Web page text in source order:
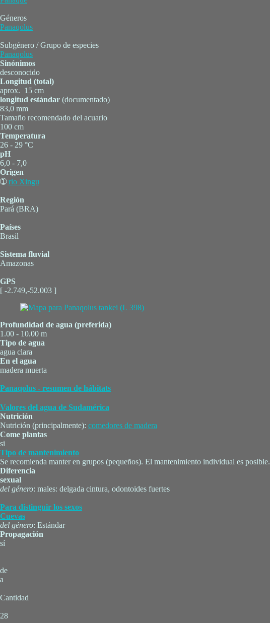
Géneros
Panaqolus
Subgénero / Grupo de especies
Panaqolus
Sinónimos
desconocido
Longitud (total)
aprox. 15 cm
longitud estándar (documentado)
83,0 mm
Tamaño recomendado del acuario
100 cm
Temperatura
26 - 29 °C
pH
6,0 - 7,0
Origen
➀rio Xingu
Región
Pará (BRA)
Países
Brasil
Sistema fluvial
Amazonas
GPS
[ -2.749,-52.003 ]
Profundidad de agua (preferida)
1.00 - 10.00 m
Tipo de agua
agua clara
En el agua
madera muerta
Panaqolus - resumen de hábitats
Valores del agua de Sudamérica
Nutrición
Nutrición (principalmente): comedores de madera
Come plantas
si
Tipo de mantenimiento
Se recomienda manter en grupos (pequeños). El mantenimiento individual es posible.
Diferencia
sexual
del género: males: delgada cintura, odontoides fuertes
Para distinguir los sexos
Cuevas
del género: Estándar
Propagación
sí
de
a
Cantidad
28